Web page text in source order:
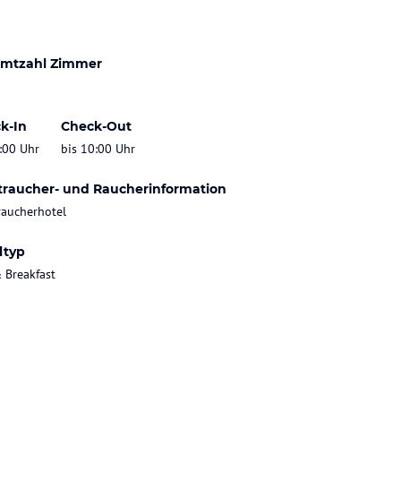
Zimmer
In
Uhr
Check-Out
bis 10:00 Uhr
und Raucherinformation
Breakfast